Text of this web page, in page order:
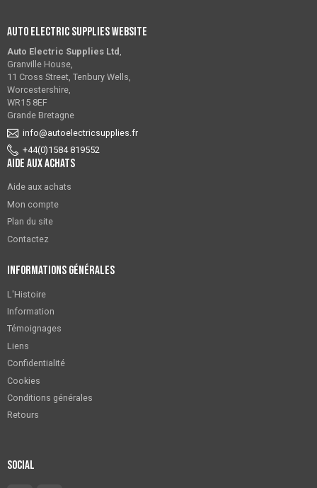
Auto Electric Supplies Website
Auto Electric Supplies Ltd ,
Granville House,
11 Cross Street, Tenbury Wells,
Worcestershire,
WR15 8EF
Grande Bretagne
info@autoelectricsupplies.fr
+44(0)1584 819552
Aide aux achats
Aide aux achats
Mon compte
Plan du site
Contactez
Informations générales
L'Histoire
Information
Témoignages
Liens
Confidentialité
Cookies
Conditions générales
Retours
Social